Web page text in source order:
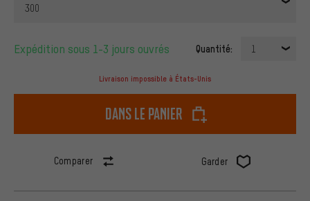
300
Expédition sous 1-3 jours ouvrés Quantité: 1
Livraison impossible à États-Unis
dans le panier
Comparer Garder